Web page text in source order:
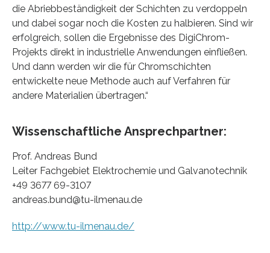
die Abriebbeständigkeit der Schichten zu verdoppeln
und dabei sogar noch die Kosten zu halbieren. Sind wir
erfolgreich, sollen die Ergebnisse des DigiChrom-
Projekts direkt in industrielle Anwendungen einfließen.
Und dann werden wir die für Chromschichten
entwickelte neue Methode auch auf Verfahren für
andere Materialien übertragen.“
Wissenschaftliche Ansprechpartner:
Prof. Andreas Bund
Leiter Fachgebiet Elektrochemie und Galvanotechnik
+49 3677 69-3107
andreas.bund@tu-ilmenau.de
http://www.tu-ilmenau.de/